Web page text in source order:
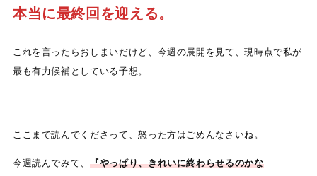
本当に最終回を迎える。
これを言ったらおしまいだけど、今週の展開を見て、現時点で私が
最も有力候補としている予想。
ここまで読んでくださって、怒った方はごめんなさいね。
今週読んでみて、『やっぱり、きれいに終わらせるのかな